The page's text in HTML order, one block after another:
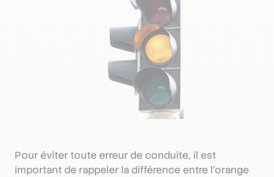
Pour éviter toute erreur de conduite, il est
important de rappeler la différence entre l’orange